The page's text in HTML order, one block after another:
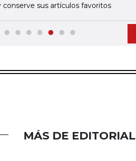
conserve sus artículos favoritos
MÁS DE EDITORIAL